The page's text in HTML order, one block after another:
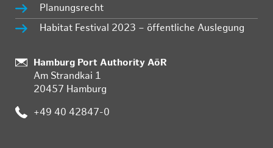
Planungsrecht
Habitat Festival 2023 – öffentliche Auslegung
Standort:
Hamburg Port Authority AöR
Am Strandkai 1
20457 Hamburg
Telefon:
+49 40 42847-0